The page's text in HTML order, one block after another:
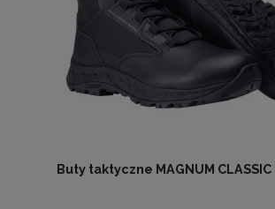
Buty taktyczne MAGNUM CLASSIC